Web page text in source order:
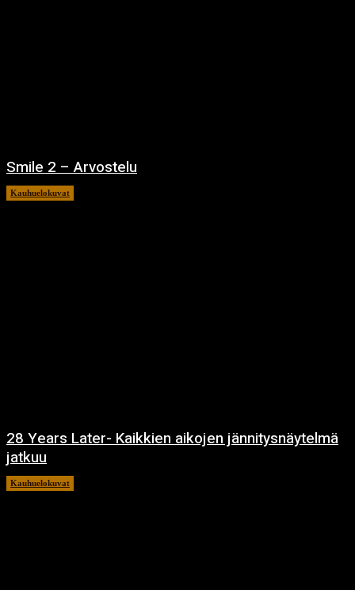
Smile 2 – Arvostelu
Kauhuelokuvat
28 Years Later- Kaikkien aikojen jännitysnäytelmä
jatkuu
Kauhuelokuvat